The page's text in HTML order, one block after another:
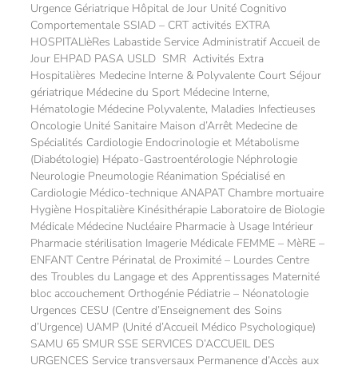
Urgence Gériatrique Hôpital de Jour Unité Cognitivo
Comportementale SSIAD – CRT activités EXTRA
HOSPITALIèRes Labastide Service Administratif Accueil de
Jour EHPAD PASA USLD SMR Activités Extra
Hospitalières Medecine Interne & Polyvalente Court Séjour
gériatrique Médecine du Sport Médecine Interne,
Hématologie Médecine Polyvalente, Maladies Infectieuses
Oncologie Unité Sanitaire Maison d’Arrêt Medecine de
Spécialités Cardiologie Endocrinologie et Métabolisme
(Diabétologie) Hépato-Gastroentérologie Néphrologie
Neurologie Pneumologie Réanimation Spécialisé en
Cardiologie Médico-technique ANAPAT Chambre mortuaire
Hygiène Hospitalière Kinésithérapie Laboratoire de Biologie
Médicale Médecine Nucléaire Pharmacie à Usage Intérieur
Pharmacie stérilisation Imagerie Médicale FEMME – MèRE –
ENFANT Centre Périnatal de Proximité – Lourdes Centre
des Troubles du Langage et des Apprentissages Maternité
bloc accouchement Orthogénie Pédiatrie – Néonatologie
Urgences CESU (Centre d’Enseignement des Soins
d’Urgence) UAMP (Unité d’Accueil Médico Psychologique)
SAMU 65 SMUR SSE SERVICES D’ACCUEIL DES
URGENCES Service transversaux Permanence d’Accès aux